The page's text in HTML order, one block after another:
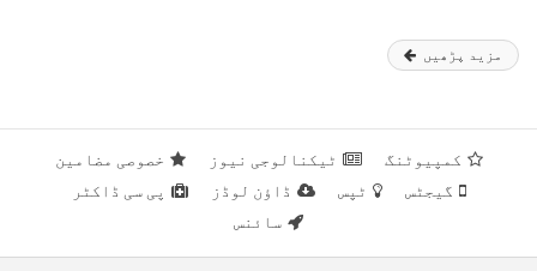
مزید پڑھیں
کمپیوٹنگ ٹیکنالوجی نیوز
خصوصی مضامین
گیجٹس
ٹپس ڈاؤن لوڈز
پی سی ڈاکٹر
سائنس